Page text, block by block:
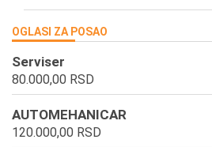
OGLASI ZA POSAO
Serviser
80.000,00 RSD
AUTOMEHANICAR
120.000,00 RSD